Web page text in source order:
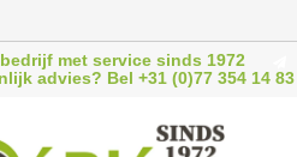
met service sinds 1972
advies? Bel +31 (0)77 354 14 83